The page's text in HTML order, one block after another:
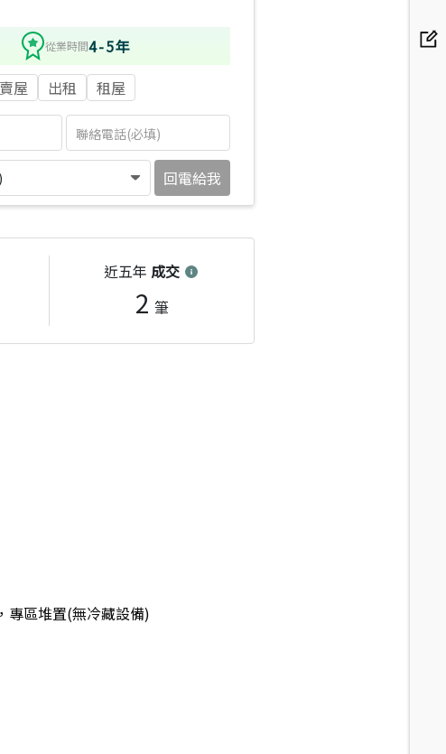
從業時間4-5年
賣屋 出租 租屋
回電給我
近五年 成交
2 筆
專區堆置(無冷藏設備)